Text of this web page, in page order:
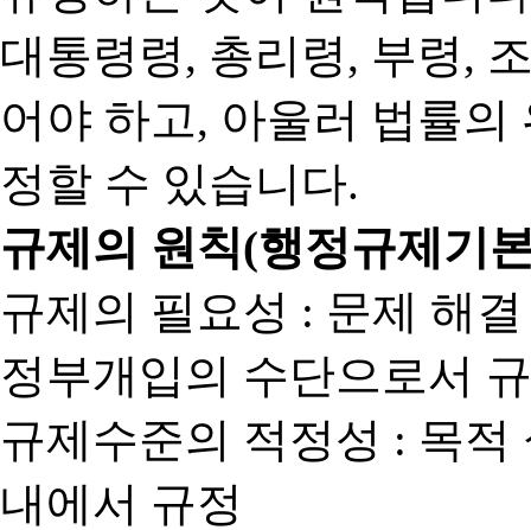
대통령령, 총리령, 부령,
어야 하고, 아울러 법률
정할 수 있습니다.
규제의 원칙(행정규제기
규제의 필요성 : 문제 해
정부개입의 수단으로서
규제수준의 적정성 : 목
내에서 규정